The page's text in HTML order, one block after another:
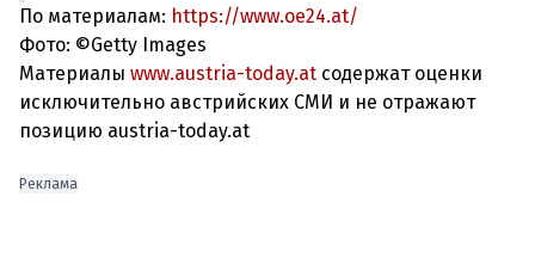
По материалам: https://www.oe24.at/
Фото: ©Getty Images
Материалы www.austria-today.at содержат оценки
исключительно австрийских СМИ и не отражают
позицию austria-today.at
Реклама